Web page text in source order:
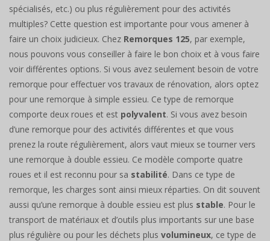
spécialisés, etc.) ou plus régulièrement pour des activités
multiples? Cette question est importante pour vous amener à
faire un choix judicieux. Chez Remorques 125, par exemple,
nous pouvons vous conseiller à faire le bon choix et à vous faire
voir différentes options. Si vous avez seulement besoin de votre
remorque pour effectuer vos travaux de rénovation, alors optez
pour une remorque à simple essieu. Ce type de remorque
comporte deux roues et est polyvalent. Si vous avez besoin
d’une remorque pour des activités différentes et que vous
prenez la route régulièrement, alors vaut mieux se tourner vers
une remorque à double essieu. Ce modèle comporte quatre
roues et il est reconnu pour sa stabilité. Dans ce type de
remorque, les charges sont ainsi mieux réparties. On dit souvent
aussi qu’une remorque à double essieu est plus stable. Pour le
transport de matériaux et d’outils plus importants sur une base
plus régulière ou pour les déchets plus volumineux, ce type de